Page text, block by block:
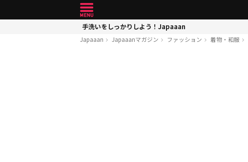
手洗いをしっかりしよう！Japaaan
Japaaan Japaaanマガジン ファッション 着物・和服